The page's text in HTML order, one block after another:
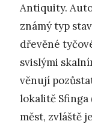
Antiquity.
známý typ
dřevěné
svislými
věnují
lokalitě Sfinga
měst, zvláště